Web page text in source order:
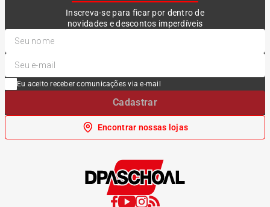
Inscreva-se para ficar por dentro de
novidades e descontos imperdíveis
Eu aceito receber comunicações via e-mail
Cadastrar
Encontrar nossas lojas